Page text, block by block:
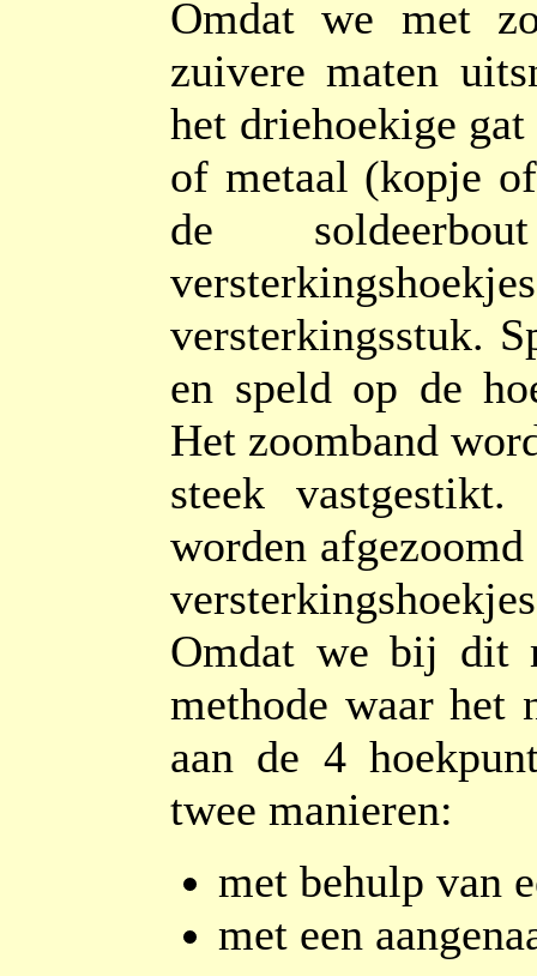
Omdat we met
zuivere maten
het driehoekige
of metaal (kopje
de
versterkingsstuk.
en speld op de
Het zoomband
steek
worden
Omdat we bij dit
methode waar het
aan de 4
twee manieren:
met behulp van
met een